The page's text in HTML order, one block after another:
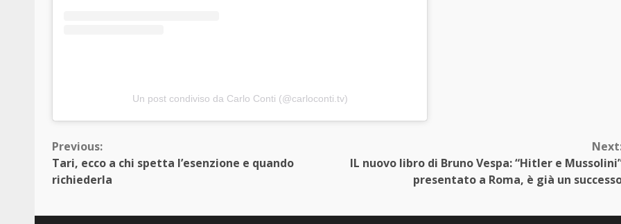
Un post condiviso da Carlo Conti (@carloconti.tv)
Continue
Reading
Previous:
Tari, ecco a chi spetta l’esenzione e quando
richiederla
IL nuovo libro di Bruno Vespa: “Hitler e
presentato a Roma, è già un